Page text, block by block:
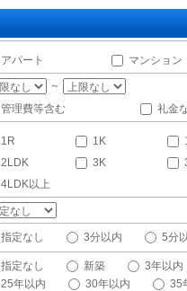
アパート マンション
～
管理費等含む
礼金
1R 1K
2LDK
3K
4LDK以上
指定なし 3分以内 5分
指定なし 新築
3年以内
25年以内
30年以内 35